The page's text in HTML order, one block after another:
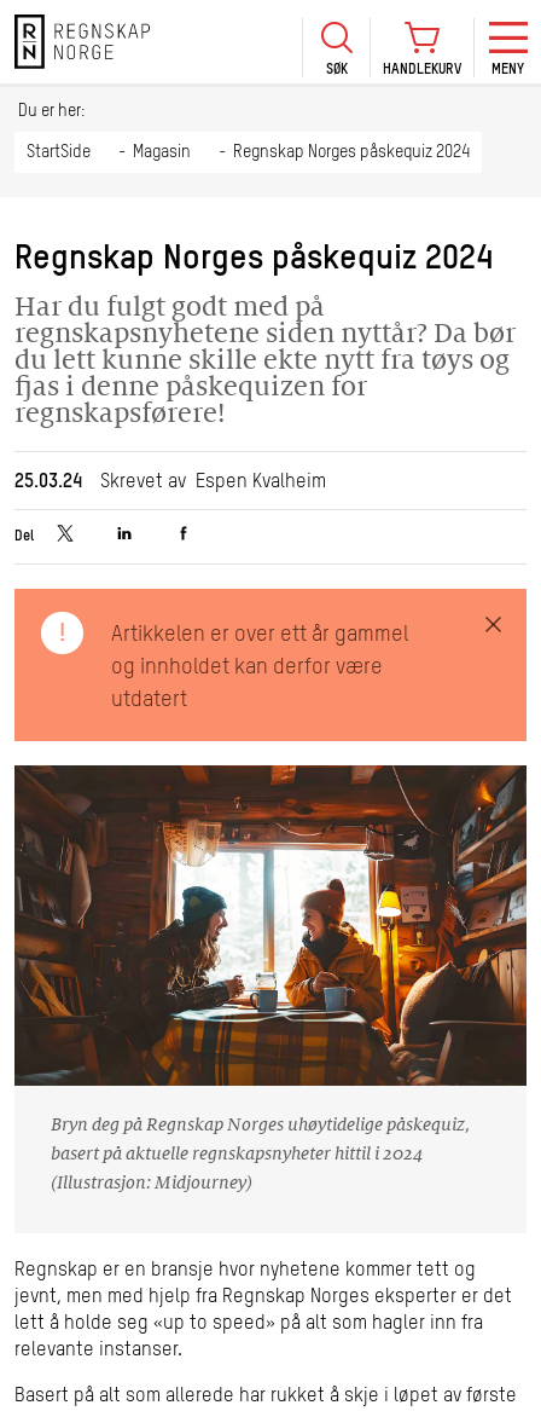
SØK HANDLEKURV MENY
Mine
2026
Du er her:
StartSide Magasin Regnskap Norges påskequiz 2024
Regnskap Norges påskequiz 2024
Har du fulgt godt med på
regnskapsnyhetene siden nyttår? Da bør
du lett kunne skille ekte nytt fra tøys og
fjas i denne påskequizen for
regnskapsførere!
25.03.24 Skrevet av Espen Kvalheim
Del
!
Artikkelen er over ett år gammel
og innholdet kan derfor være
utdatert
Bryn deg på Regnskap Norges uhøytidelige påskequiz,
basert på aktuelle regnskapsnyheter hittil i 2024
(Illustrasjon: Midjourney)
Regnskap er en bransje hvor nyhetene kommer tett og
jevnt, men med hjelp fra Regnskap Norges eksperter er det
lett å holde seg «up to speed» på alt som hagler inn fra
relevante instanser.
Basert på alt som allerede har rukket å skje i løpet av første